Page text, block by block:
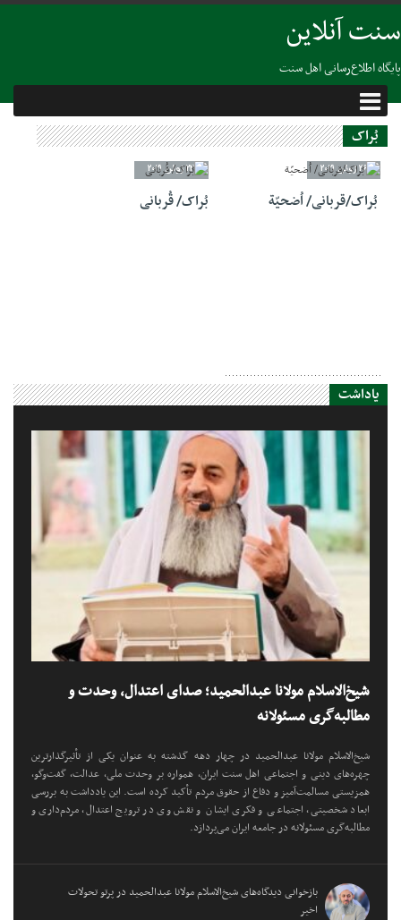
سنت آنلاین
پایگاه اطلاع‌رسانی اهل سنت
بُراک
26 ژوئن 2021
بُراک/قربانی/ اُضحیّة
23 ژوئن 2021
بُراک/ قُربانی
یاداشت
شیخ‌الاسلام مولانا عبدالحمید؛ صدای اعتدال، وحدت و
مطالبه‌گری مسئولانه
شیخ‌الاسلام مولانا عبدالحمید در چهار دهه گذشته به عنوان یکی از تأثیرگذارترین
چهره‌های دینی و اجتماعی اهل سنت ایران، همواره بر وحدت ملی، عدالت، گفت‌وگو،
همزیستی مسالمت‌آمیز و دفاع از حقوق مردم تأکید کرده است. این یادداشت به بررسی
ابعاد شخصیتی، اجتماعی و فکری ایشان و نقش وی در ترویج اعتدال، مردم‌داری و
مطالبه‌گری مسئولانه در جامعه ایران می‌پردازد.
بازخوانی دیدگاه‌های شیخ‌الاسلام مولانا عبدالحمید در پرتو تحولات
اخیر